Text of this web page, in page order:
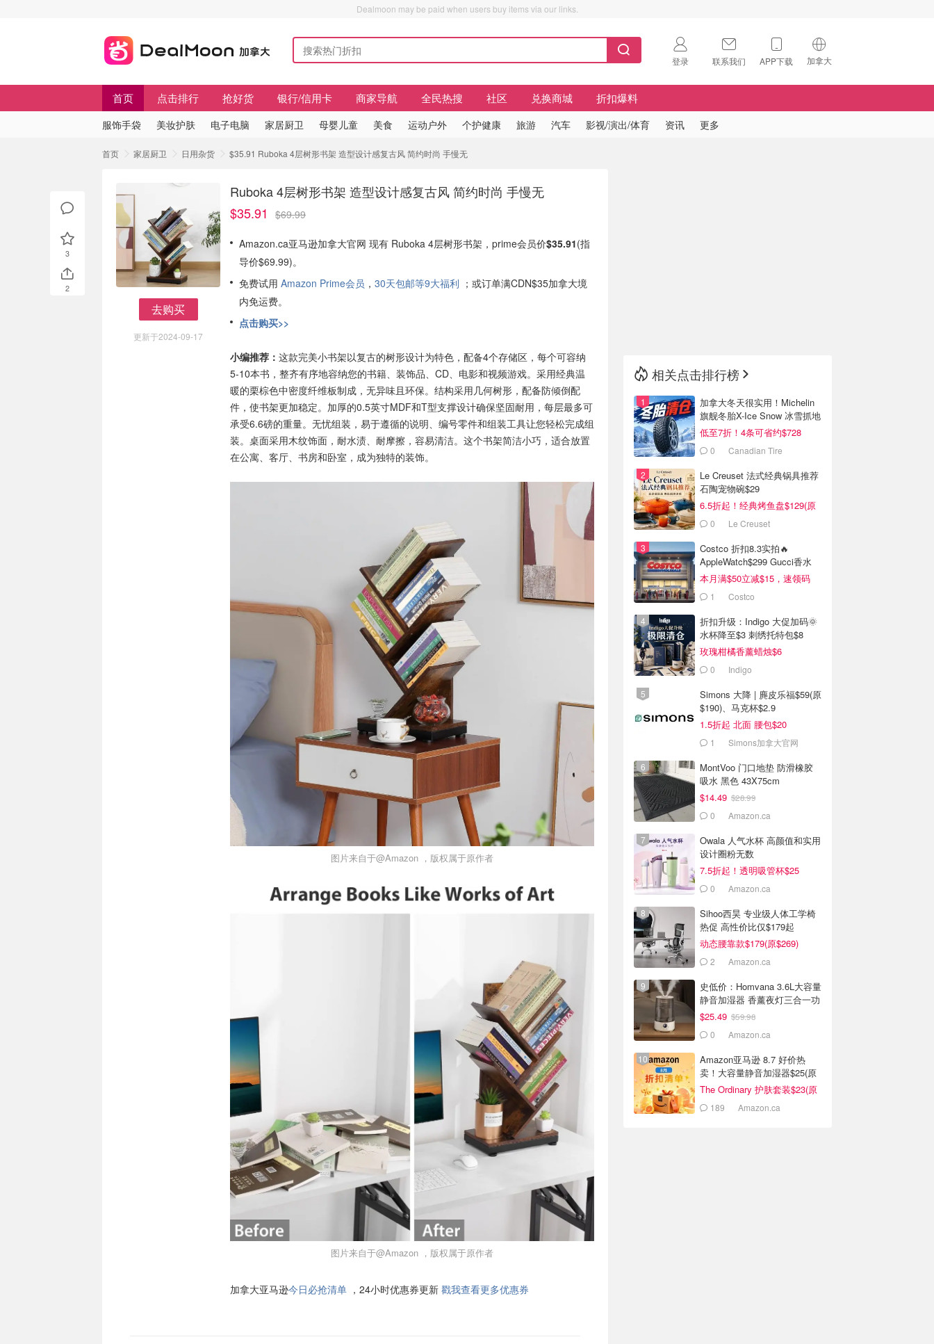
Dealmoon may be paid when users buy items via our links.
登录 联系我们 APP下载 加拿大
🇺🇸
首页 点击排行 抢好货 银行/信用卡 商家导航 全民热搜 社区 兑换商城 折扣爆料
服饰手袋 美妆护肤 电子电脑 家居厨卫 母婴儿童 美食 运动户外 个护健康 旅游 汽车 影视/演出/体育 资讯 更多
首页 家居厨卫 日用杂货 $35.91 Ruboka 4层树形书架 造型设计感复古风 简约时尚 手慢无
去购买
更新于2024-09-17
Ruboka 4层树形书架 造型设计感复古风 简约时尚 手慢无
$35.91
$69.99
Amazon.ca亚马逊加拿大官网 现有 Ruboka 4层树形书架，prime会员价$35.91(指
导价$69.99)。
免费试用 Amazon Prime会员 ， 30天包邮等9大福利 ；或订单满CDN$35加拿大境
内免运费。
点击购买>>
小编推荐： 这款完美小书架以复古的树形设计为特色，配备4个存储区，每个可容纳
5-10本书，整齐有序地容纳您的书籍、装饰品、CD、电影和视频游戏。采用经典温
暖的栗棕色中密度纤维板制成，无异味且环保。结构采用几何树形，配备防倾倒配
件，使书架更加稳定。加厚的0.5英寸MDF和T型支撑设计确保坚固耐用，每层最多可
承受6.6磅的重量。无忧组装，易于遵循的说明、编号零件和组装工具让您轻松完成组
装。桌面采用木纹饰面，耐水渍、耐摩擦，容易清洁。这个书架简洁小巧，适合放置
在公寓、客厅、书房和卧室，成为独特的装饰。
图片来自于@Amazon ，版权属于原作者
图片来自于@Amazon ，版权属于原作者
加拿大亚马逊今日必抢清单 ，24小时优惠券更新 戳我查看更多优惠券
3
2
相关点击排行榜
加拿大冬天很实用！Michelin
旗舰冬胎X-Ice Snow 冰雪抓地
强
低至7折！4条可省约$728
0 Canadian Tire
Le Creuset 法式经典锅具推荐
石陶宠物碗$29
6.5折起！经典烤鱼盘$129(原
$180)
0 Le Creuset
Costco 折扣8.3实拍🔥
AppleWatch$299 Gucci香水
$99(原$176)
本月满$50立减$15，速领码
1 Costco
折扣升级：Indigo 大促加码🌞
水杯降至$3 刺绣托特包$8
玫瑰柑橘香薰蜡烛$6
0 Indigo
Simons 大降 | 麂皮乐福$59(原
$190)、马克杯$2.9
1.5折起 北面 腰包$20
1 Simons加拿大官网
MontVoo 门口地垫 防滑橡胶
吸水 黑色 43X75cm
$14.49 $28.99
0 Amazon.ca
Owala 人气水杯 高颜值和实用
设计圈粉无数
7.5折起！透明吸管杯$25
0 Amazon.ca
Sihoo西昊 专业级人体工学椅
热促 高性价比仅$179起
动态腰靠款$179(原$269)
2 Amazon.ca
史低价：Homvana 3.6L大容量
静音加湿器 香薰夜灯三合一功
能
$25.49 $59.98
0 Amazon.ca
Amazon亚马逊 8.7 好价热
卖！大容量静音加湿器$25(原
$60)
The Ordinary 护肤套装$23(原
$41)189 Amazon.ca